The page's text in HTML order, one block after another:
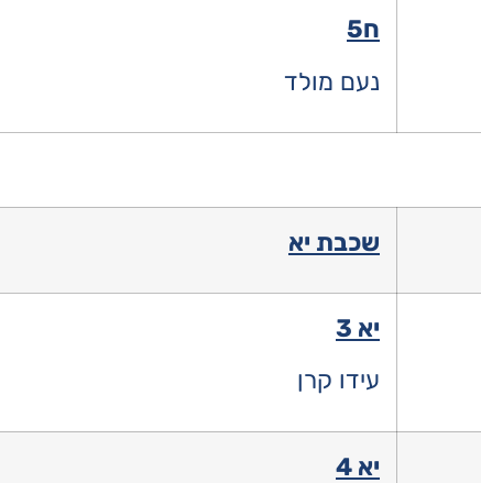
ח5
נעם מולד
שכבת יא
יא 3
עידו קרן
יא 4